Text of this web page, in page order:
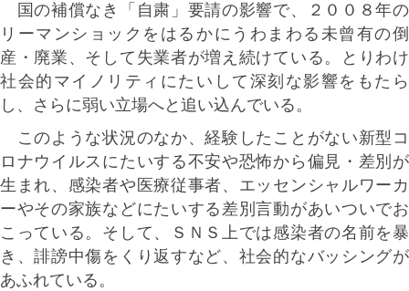
国の補償なき「自粛」要請の影響で、２００８年の
リーマンショックをはるかにうわまわる未曾有の倒
産・廃業、そして失業者が増え続けている。とりわけ
社会的マイノリティにたいして深刻な影響をもたら
し、さらに弱い立場へと追い込んでいる。
このような状況のなか、経験したことがない新型コ
ロナウイルスにたいする不安や恐怖から偏見・差別が
生まれ、感染者や医療従事者、エッセンシャルワーカ
ーやその家族などにたいする差別言動があいついでお
こっている。そして、ＳＮＳ上では感染者の名前を暴
き、誹謗中傷をくり返すなど、社会的なバッシングが
あふれている。